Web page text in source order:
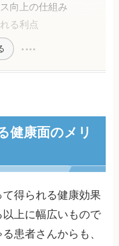
向上の仕組み
る利点
健康面のメリ
得られる健康効果
上に幅広いもので
患者さんからも、